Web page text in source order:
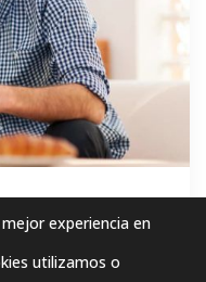
experiencia en
utilizamos o